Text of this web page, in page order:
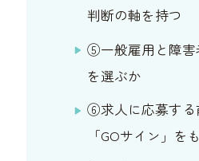
判断の軸を持つ
⑤一般雇用と障
を選ぶか
⑥求人に応募する
「GOサイン」を